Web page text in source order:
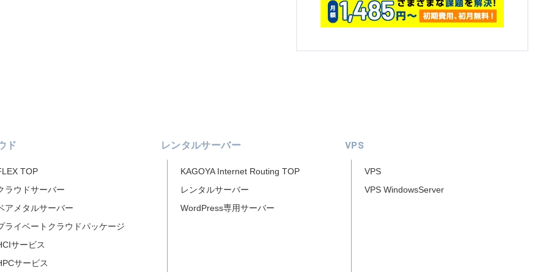
ド
TOP
ラウドサーバー
アメタルサーバー
ライベートクラウドパッケージ
サービス
サービス
レンタルサーバー
KAGOYA Internet Routing TOP
レンタルサーバー
WordPress専用サーバー
VPS
VPS
VPS WindowsServer